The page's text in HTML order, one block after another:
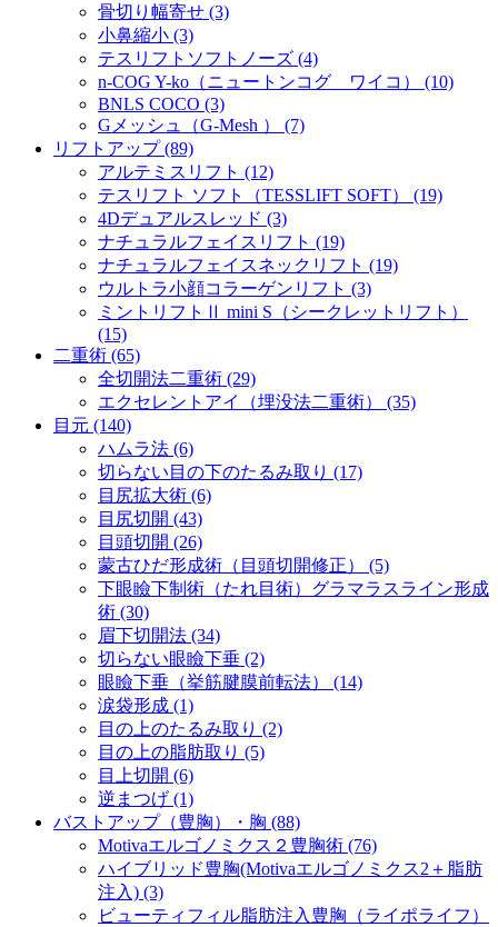
骨切り幅寄せ (3)
小鼻縮小 (3)
テスリフトソフトノーズ (4)
n-COG Y-ko（ニュートンコグ ワイコ） (10)
BNLS COCO (3)
Gメッシュ（G-Mesh ） (7)
リフトアップ (89)
アルテミスリフト (12)
テスリフト ソフト（TESSLIFT SOFT） (19)
4Dデュアルスレッド (3)
ナチュラルフェイスリフト (19)
ナチュラルフェイスネックリフト (19)
ウルトラ小顔コラーゲンリフト (3)
ミントリフトⅡ mini S（シークレットリフト）
(15)
二重術 (65)
全切開法二重術 (29)
エクセレントアイ（埋没法二重術） (35)
目元 (140)
ハムラ法 (6)
切らない目の下のたるみ取り (17)
目尻拡大術 (6)
目尻切開 (43)
目頭切開 (26)
蒙古ひだ形成術（目頭切開修正） (5)
下眼瞼下制術（たれ目術）グラマラスライン形成
術 (30)
眉下切開法 (34)
切らない眼瞼下垂 (2)
眼瞼下垂（挙筋腱膜前転法） (14)
涙袋形成 (1)
目の上のたるみ取り (2)
目の上の脂肪取り (5)
目上切開 (6)
逆まつげ (1)
バストアップ（豊胸）・胸 (88)
Motivaエルゴノミクス２豊胸術 (76)
ハイブリッド豊胸(Motivaエルゴノミクス2＋脂肪
注入) (3)
ビューティフィル脂肪注入豊胸（ライポライフ）